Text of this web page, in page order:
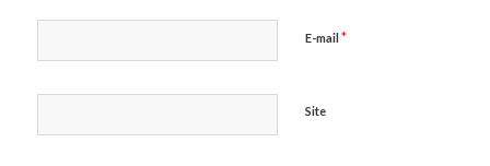
E-mail *
Site